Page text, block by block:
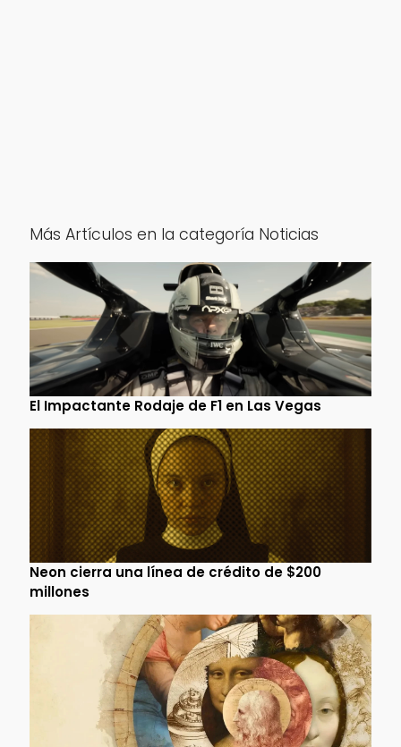
Más Artículos en la categoría Noticias
El Impactante Rodaje de F1 en Las Vegas
Neon cierra una línea de crédito de $200
millones